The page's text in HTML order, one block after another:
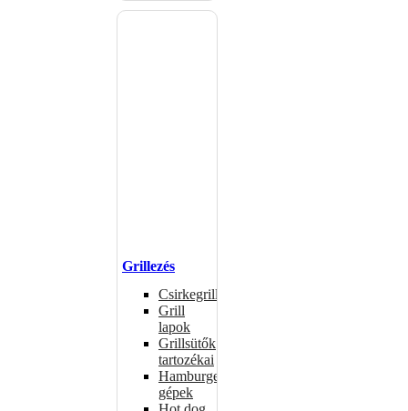
Grillezés
Csirkegrillek
Grill
lapok
Grillsütők
tartozékai
Hamburgerformázó
gépek